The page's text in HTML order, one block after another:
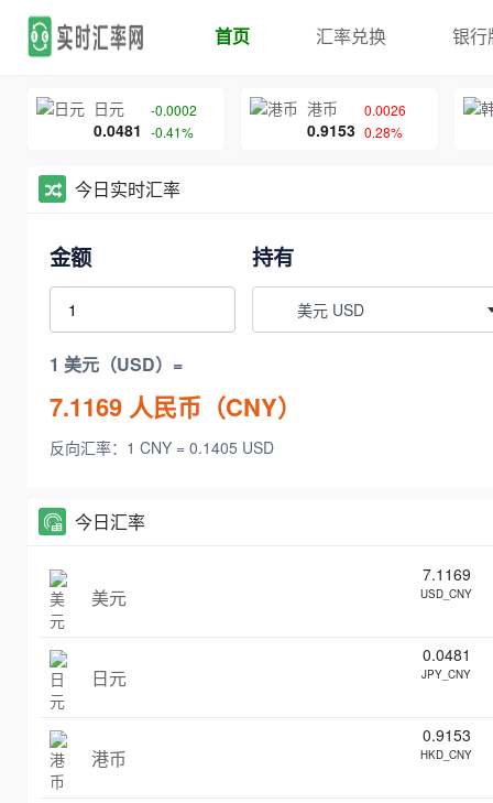
首页 汇率兑换 银行
日元
0.0481
-0.0002
-0.41%
港币
0.9153
0.0026
0.28%
今日实时汇率
金额 持有
美元 USD
1 美元（USD）=
7.1169 人民币（CNY）
反向汇率：1 CNY = 0.1405 USD
今日汇率
美元
7.1169
USD_CNY
日元
0.0481
JPY_CNY
港币
0.9153
HKD_CNY